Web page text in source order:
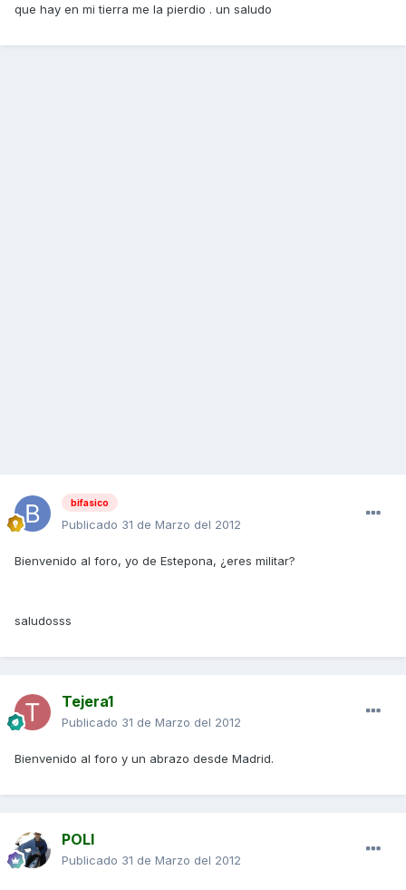
que hay en mi tierra me la pierdio . un saludo
bifasico
Publicado 31 de Marzo del 2012
Bienvenido al foro, yo de Estepona, ¿eres militar?
saludosss
Tejera1
Publicado 31 de Marzo del 2012
Bienvenido al foro y un abrazo desde Madrid.
POLI
Publicado 31 de Marzo del 2012